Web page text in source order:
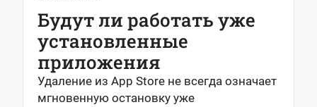
Будут ли работать уже
установленные
приложения
Удаление из App Store не всегда означает
мгновенную остановку уже